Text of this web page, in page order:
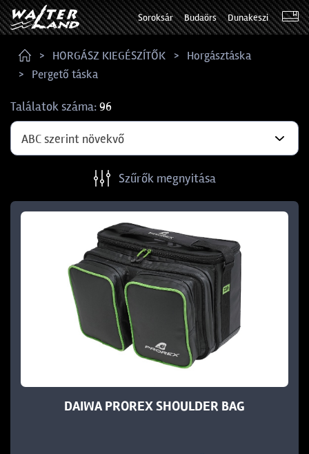
Soroksár Budaörs Dunakeszi
HORGÁSZ KIEGÉSZÍTŐK
Horgásztáska
Pergető táska
Találatok száma:96
ABC szerint növekvő
Szűrők megnyitása
DAIWA PROREX SHOULDER BAG